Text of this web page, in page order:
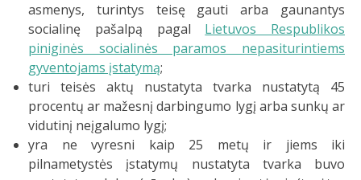
asmenys, turintys teisę gauti arba gaunantys
socialinę pašalpą pagal Lietuvos Respublikos
piniginės socialinės paramos nepasiturintiems
gyventojams įstatymą;
turi teisės aktų nustatyta tvarka nustatytą 45
procentų ar mažesnį darbingumo lygį arba sunkų ar
vidutinį neįgalumo lygį;
yra ne vyresni kaip 25 metų ir jiems iki
pilnametystės įstatymų nustatyta tvarka buvo